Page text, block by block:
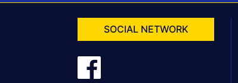
SOCIAL NETWORK